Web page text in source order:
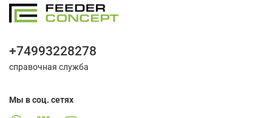
+74993228278
справочная служба
Мы в соц. сетях